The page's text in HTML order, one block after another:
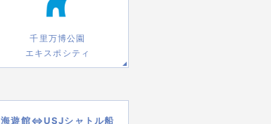
千里万博公園
エキスポシティ
海遊館⇔USJシャトル船